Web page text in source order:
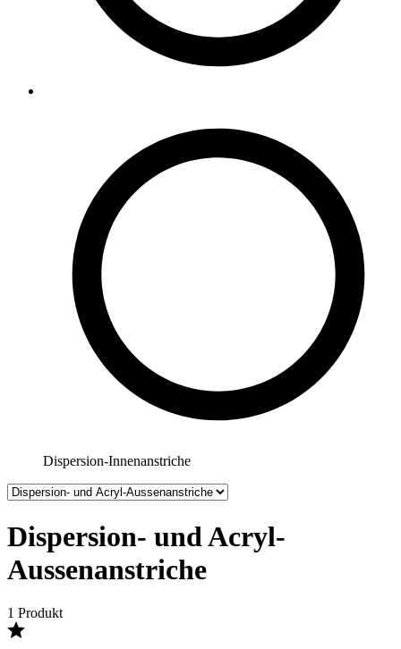
Dispersion-Innenanstriche
Dispersion- und Acryl-
Aussenanstriche
1 Produkt